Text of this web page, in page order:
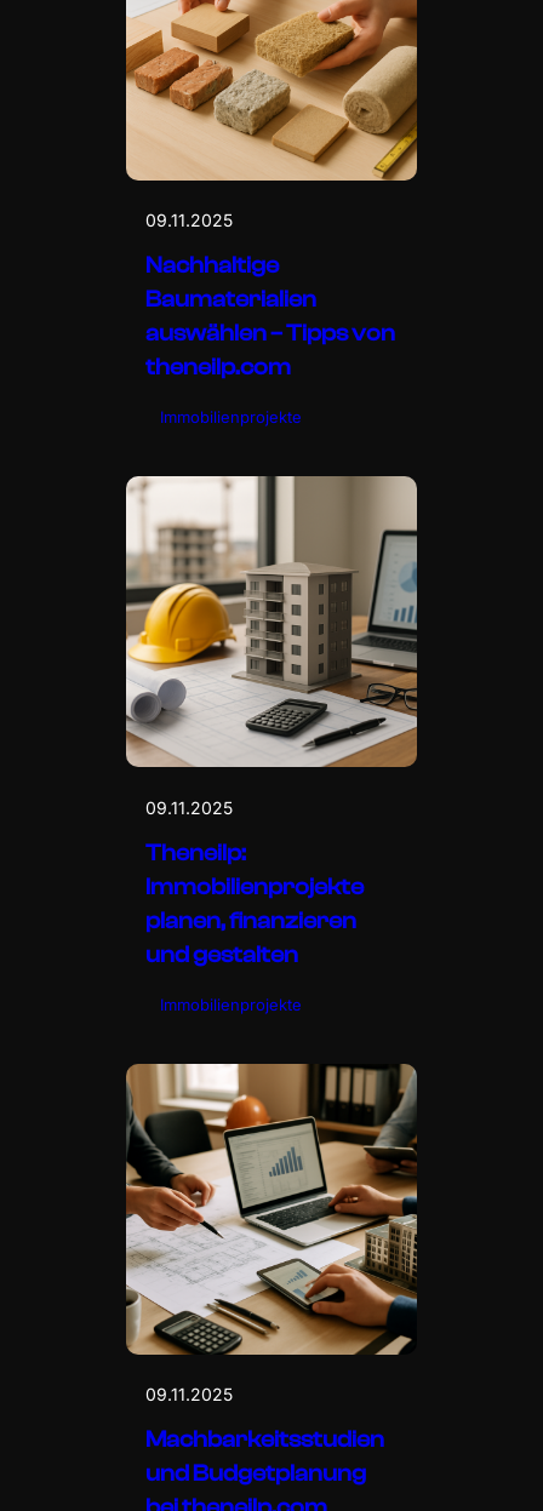
09.11.2025
Nachhaltige
Baumaterialien
auswählen – Tipps von
theneilp.com
Immobilienprojekte
09.11.2025
Theneilp:
Immobilienprojekte
planen, finanzieren
und gestalten
Immobilienprojekte
09.11.2025
Machbarkeitsstudien
und Budgetplanung